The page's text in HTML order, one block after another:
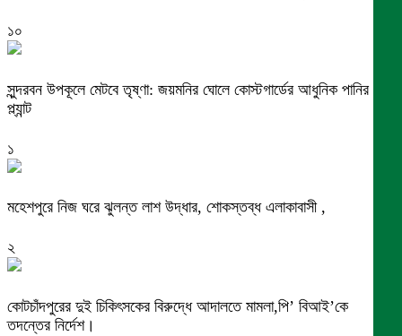
১০
সুন্দরবন উপকূলে মেটবে তৃষ্ণা: জয়মনির ঘোলে কোস্টগার্ডের আধুনিক পানির
প্ল্যান্ট
১
মহেশপুরে নিজ ঘরে ঝুলন্ত লাশ উদ্ধার, শোকস্তব্ধ এলাকাবাসী ,
২
কোটচাঁদপুরের দুই চিকিৎসকের বিরুদ্ধে আদালতে মামলা,পি’ বিআই’কে
তদন্তের নির্দেশ।